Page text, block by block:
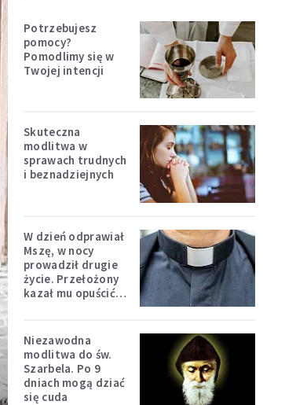
Potrzebujesz
pomocy?
Pomodlimy się w
Twojej intencji
Skuteczna
modlitwa w
sprawach trudnych
i beznadziejnych
W dzień odprawiał
Mszę, w nocy
prowadził drugie
życie. Przełożony
kazał mu opuścić
Niezawodna
modlitwa do św.
Szarbela. Po 9
dniach mogą dziać
się cuda